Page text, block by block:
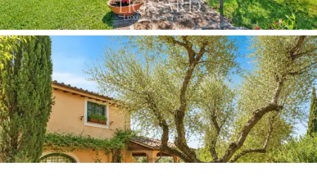
الخصوصية وتتيح لحظات من الهدوء والاسترخاء وسط
المساحات الخضراء.
من أبرز سمات هذا العقارقبوٌ منحوتٌ مباشرةً في
الصخر،بسقوفٍ من حجر التوف، ومنافذَ منحوتةٍ في
الجدران، وأرضيةٍ حجريةٍ غير منتظمة. مساحةٌ ذات
سحرٍ نادر، قادرةٌ على استيعاب مجموعةٍ قيّمةٍ من
النبيذ، وتُشكّل مسرحًا لجلسات تذوّقٍ خاصةٍ في أجواءٍ
أصيلةٍ استثنائية. وبجوار القبو، يوجد مصنعٌ خاصٌّللنبيذ